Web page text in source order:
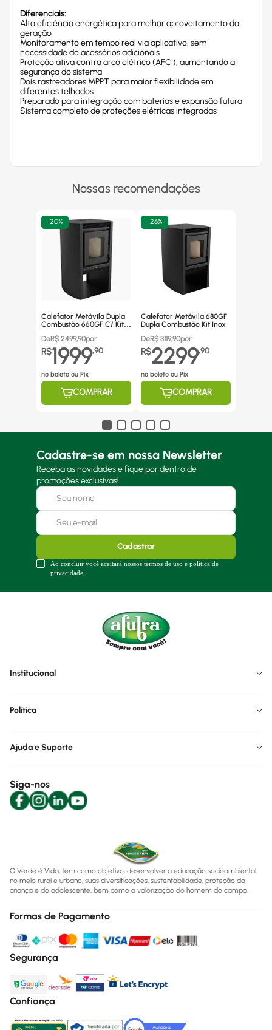
Diferenciais:
Alta eficiência energética para melhor aproveitamento da
geração
Monitoramento em tempo real via aplicativo, sem
necessidade de acessórios adicionais
Proteção ativa contra arco elétrico (AFCI), aumentando a
segurança do sistema
Dois rastreadores MPPT para maior flexibilidade em
diferentes telhados
Preparado para integração com baterias e expansão futura
Sistema completo de proteções elétricas integradas
Nossas recomendações
-20%
Calefator Metávila Dupla
Combustão 660GF C/ Kit
DeR$ 2499,90por
R$1999,90
no boleto ou Pix
COMPRAR
-26%
Calefator Metávila 680GF
Dupla Combustão Kit Inox
DeR$ 3119,90por
R$2299,90
no boleto ou Pix
COMPRAR
Cadastre-se em nossa Newsletter
Receba as novidades e fique por dentro de
promoções exclusivas!
Cadastrar
Ao concluir você aceitará nossos termos de uso e política de
privacidade.
Institucional
Política
Ajuda e Suporte
Siga-nos
O Verde é Vida, tem como objetivo, desenvolver a educação socioambiental
no meio rural e urbano, suas diversificações, sustentabilidade, proteção da
criança e do adolescente, bem como a valorização do homem do campo.
Formas de Pagamento
Segurança
Confiança